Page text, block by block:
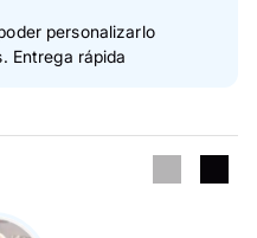
personalizarlo
Entrega rápida